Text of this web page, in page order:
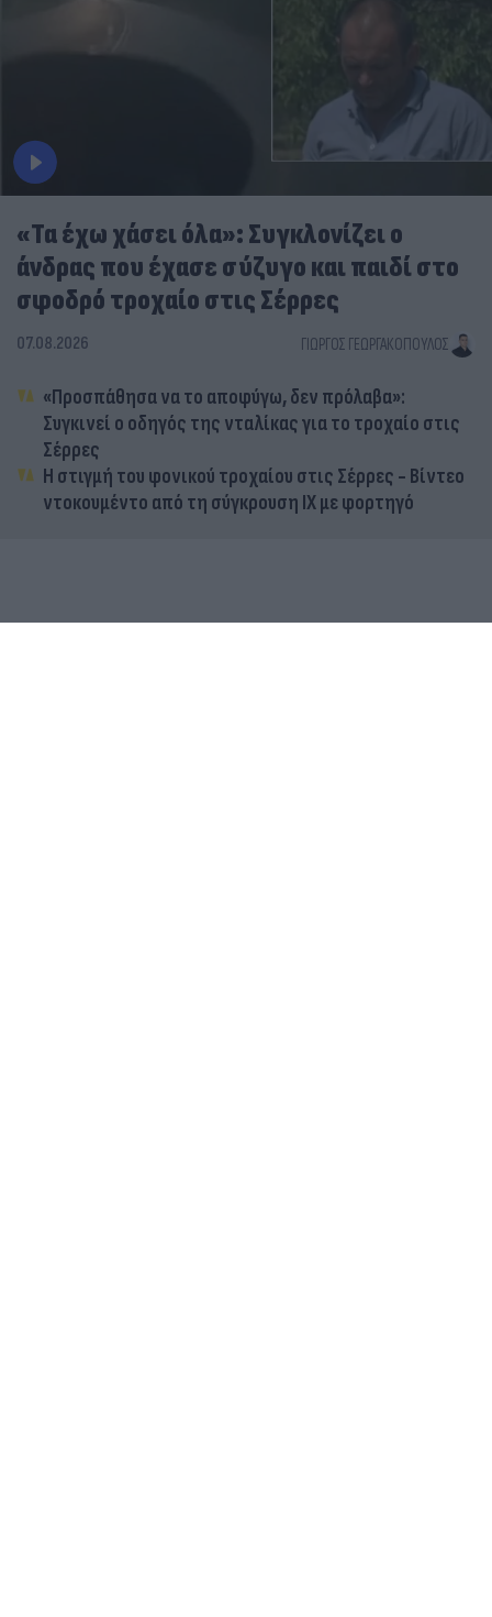
«Τα έχω χάσει όλα»: Συγκλονίζει ο
άνδρας που έχασε σύζυγο και παιδί στο
σφοδρό τροχαίο στις Σέρρες
07.08.2026 ΓΙΏΡΓΟΣ ΓΕΩΡΓΑΚΌΠΟΥΛΟΣ
«Προσπάθησα να το αποφύγω, δεν πρόλαβα»:
Συγκινεί ο οδηγός της νταλίκας για το τροχαίο στις
Σέρρες
Η στιγμή του φονικού τροχαίου στις Σέρρες - Βίντεο
ντοκουμέντο από τη σύγκρουση ΙΧ με φορτηγό